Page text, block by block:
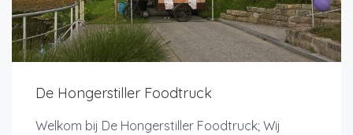
De Hongerstiller Foodtruck
Welkom bij De Hongerstiller Foodtruck; Wij